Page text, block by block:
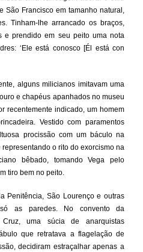
São Francisco em tamanho natural,
Tinham-lhe arrancado os braços,
e prendido em seu peito uma nota
‘Ele está conosco [Él está con
alguns milicianos imitavam uma
e chapéus apanhados no museu
recentemente indicado, um homem
Vestido com paramentos
procissão com um báculo na
o rito do exorcismo na
bêbado, tomando Vega pelo
tiro bem no peito.
Penitência, São Lourenço e outras
só as paredes. No convento da
uma súcia de anarquistas
que retratava a flagelação de
decidiram estraçalhar apenas a